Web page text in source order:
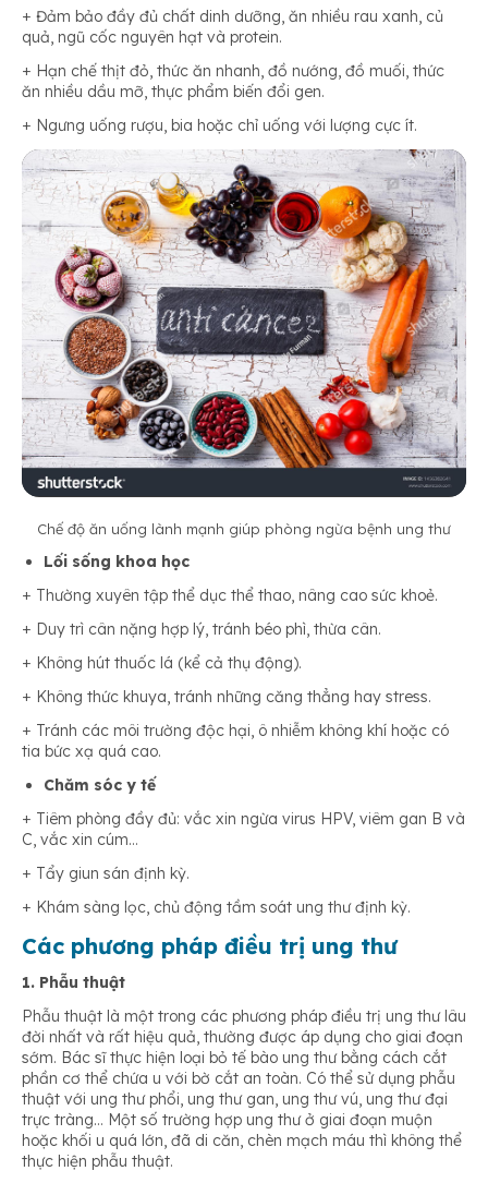
+ Đảm bảo đầy đủ chất dinh dưỡng, ăn nhiều rau xanh, củ
quả, ngũ cốc nguyên hạt và protein.
+ Hạn chế thịt đỏ, thức ăn nhanh, đồ nướng, đồ muối, thức
ăn nhiều dầu mỡ, thực phẩm biến đổi gen.
+ Ngưng uống rượu, bia hoặc chỉ uống với lượng cực ít.
Chế độ ăn uống lành mạnh giúp phòng ngừa bệnh ung thư
Lối sống khoa học
+ Thường xuyên tập thể dục thể thao, nâng cao sức khoẻ.
+ Duy trì cân nặng hợp lý, tránh béo phì, thừa cân.
+ Không hút thuốc lá (kể cả thụ động).
+ Không thức khuya, tránh những căng thẳng hay stress.
+ Tránh các môi trường độc hại, ô nhiễm không khí hoặc có
tia bức xạ quá cao.
Chăm sóc y tế
+ Tiêm phòng đầy đủ: vắc xin ngừa virus HPV, viêm gan B và
C, vắc xin cúm…
+ Tẩy giun sán định kỳ.
+ Khám sàng lọc, chủ động tầm soát ung thư định kỳ.
Các phương pháp điều trị ung thư
1. Phẫu thuật
Phẫu thuật là một trong các phương pháp điều trị ung thư lâu
đời nhất và rất hiệu quả, thường được áp dụng cho giai đoạn
sớm. Bác sĩ thực hiện loại bỏ tế bào ung thư bằng cách cắt
phần cơ thể chứa u với bờ cắt an toàn. Có thể sử dụng phẫu
thuật với ung thư phổi, ung thư gan, ung thư vú, ung thư đại
trực tràng… Một số trường hợp ung thư ở giai đoạn muộn
hoặc khối u quá lớn, đã di căn, chèn mạch máu thì không thể
thực hiện phẫu thuật.